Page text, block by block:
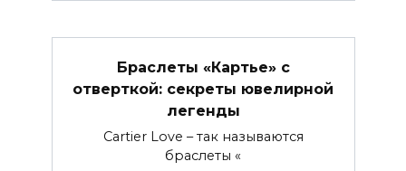
Браслеты «Картье» с
отверткой: секреты ювелирной
легенды
Cartier Love – так называются
браслеты «